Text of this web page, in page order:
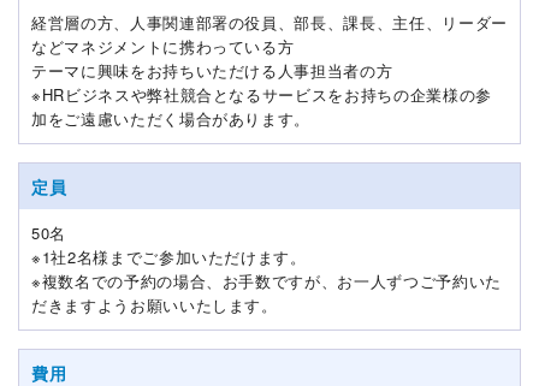
経営層の方、人事関連部署の役員、部長、課長、主任、リーダー
などマネジメントに携わっている方
テーマに興味をお持ちいただける人事担当者の方
※HRビジネスや弊社競合となるサービスをお持ちの企業様の参
加をご遠慮いただく場合があります。
定員
50名
※1社2名様までご参加いただけます。
※複数名での予約の場合、お手数ですが、お一人ずつご予約いた
だきますようお願いいたします。
費用